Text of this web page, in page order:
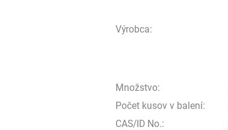
Výrobca:
Množstvo:
Počet kusov v balení:
CAS/ID No.: